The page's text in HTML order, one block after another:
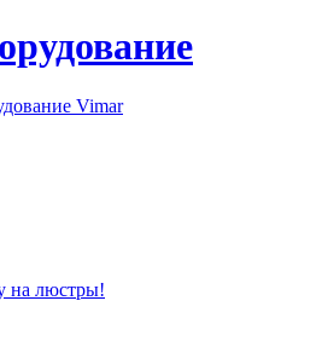
Vimar
на люстры!